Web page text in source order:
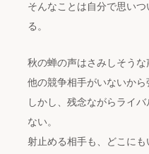
そんなことは自分で思い
る。
秋の蝉の声はさみしそうな
他の競争相手がいないから
しかし、残念ながらライ
ない。
射止める相手も、どこにも